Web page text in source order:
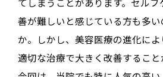
善が難しいと感じている方も多
か。しかし、美容医療の進化に
適切な治療で大きく改善すること